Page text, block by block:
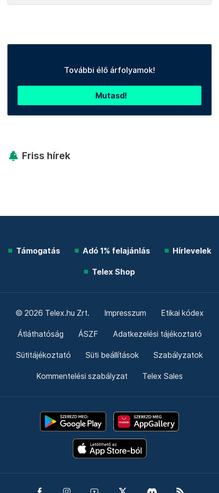
További élő árfolyamok!
Mutasd!
Friss hírek
Támogatás Adó 1% felajánlás Hírlevelek
Telex Shop
© 2026 Telex.hu Zrt. Impresszum Etikai kódex
Átláthatóság ÁSZF Adatkezelési tájékoztató
Sütitájékoztató Süti beállítások Szabályzatok
Kommentelési szabályzat Telex Sales